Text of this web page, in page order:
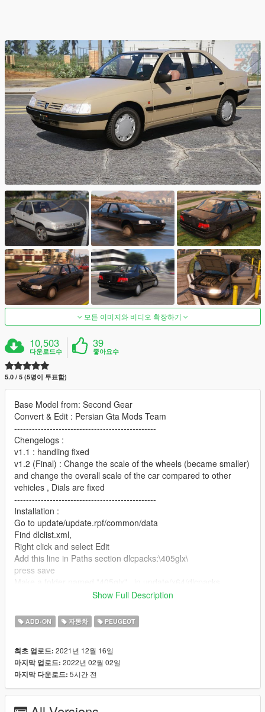
모든 이미지와 비디오 확장하기
10,503
다운로드수
39
좋아요수
5.0 / 5 (5명이 투표함)
Base Model from: Second Gear
Convert & Edit : Persian Gta Mods Team
------------------------------------------------
Chengelogs :
v1.1 : handling fixed
v1.2 (Final) : Change the scale of the wheels (became smaller)
and change the overall scale of the car compared to other
vehicles , Dials are fixed
------------------------------------------------
Installation :
Go to update/update.rpf/common/data
Find dlclist.xml,
Right click and select Edit
Add this line in Paths section dlcpacks:\405glx\
press save
drag and drop inside the dlc.rpf from the file you downloaded.
spawnname: 405glx
------------------------------------------------
High quality Model & Materials
Working dials
Animation engine and exhausts
Interior lights
Show Full Description
ADD-ON 자동차 PEUGEOT
최초 업로드: 2021년 12월 16일
마지막 업로드: 2022년 02월 02일
마지막 다운로드: 5시간 전